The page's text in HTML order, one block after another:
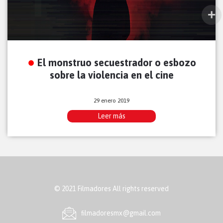
El monstruo secuestrador o esbozo
sobre la violencia en el cine
29 enero 2019
Leer más
© 2021 Filmadores All rights reserved
ﬁlmadoresmx@gmail.com